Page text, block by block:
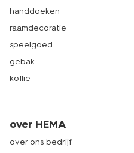
handdoeken
raamdecoratie
speelgoed
gebak
koffie
over HEMA
over ons bedrijf